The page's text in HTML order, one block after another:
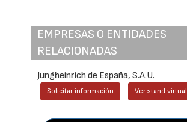
EMPRESAS O ENTIDADES
RELACIONADAS
Jungheinrich de España, S.A.U.
Solicitar información Ver stand virtual